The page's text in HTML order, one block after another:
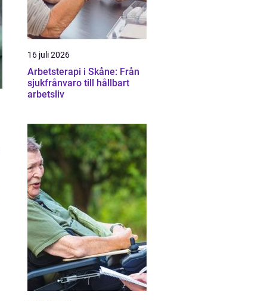
16 juli 2026
Arbetsterapi i Skåne: Från
sjukfrånvaro till hållbart
arbetsliv